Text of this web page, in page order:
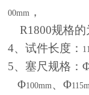
00mm ，
R1800规格的
4、试件长度：
5、塞尺规格：
Φ100mm 、Φ